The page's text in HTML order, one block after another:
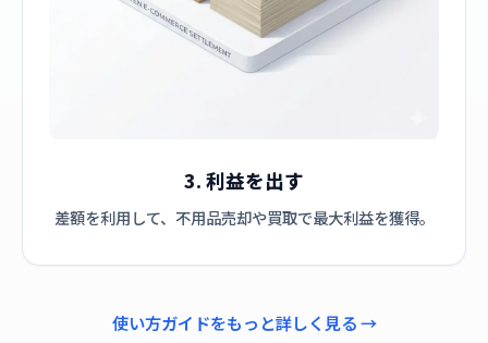
3. 利益を出す
差額を利用して、不用品売却や買取で最大利益を獲得。
使い方ガイドをもっと詳しく見る →